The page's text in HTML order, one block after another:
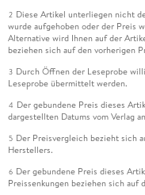
2 Diese Artikel unterliegen nicht
wurde aufgehoben oder der Preis
Alternative wird Ihnen auf der
beziehen sich auf den vorherigen
3 Durch Öffnen der Leseprobe
Leseprobe übermittelt werden.
4 Der gebundene Preis dieses
dargestellten Datums vom Verlag
5 Der Preisvergleich bezieht sich
Herstellers.
6 Der gebundene Preis dieses
Preissenkungen beziehen sich auf